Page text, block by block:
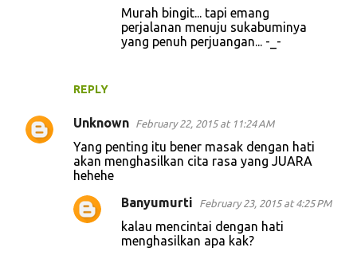
REPLY
Murah bingit... tapi emang
perjalanan menuju sukabuminya
yang penuh perjuangan... -_-
Unknown February 22, 2015 at 11:24 AM
Yang penting itu bener masak dengan hati
akan menghasilkan cita rasa yang JUARA
hehehe
Banyumurti February 23, 2015 at 4:25 PM
kalau mencintai dengan hati
menghasilkan apa kak?